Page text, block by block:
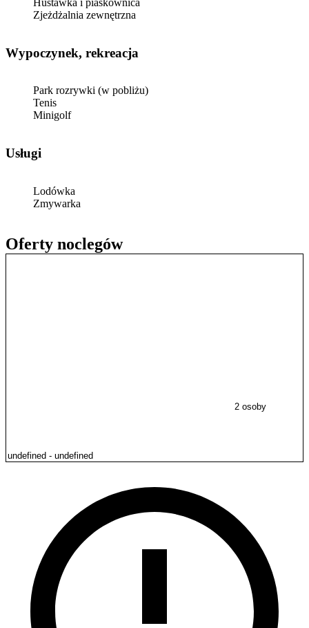
Oferty noclegów
2 osoby
Zjeżdżalnia zewnętrzna
Wypoczynek, rekreacja
Park rozrywki (w pobliżu)
Tenis
Minigolf
Usługi
Lodówka
Zmywarka